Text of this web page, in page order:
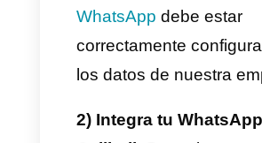
el alcance de
Las empresas
han tomado muy
marketing por